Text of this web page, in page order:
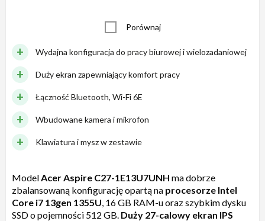
Porównaj
Wydajna konfiguracja do pracy biurowej i wielozadaniowej
Duży ekran zapewniający komfort pracy
Łączność Bluetooth, Wi-Fi 6E
Wbudowane kamera i mikrofon
Klawiatura i mysz w zestawie
Model Acer Aspire C27-1E13U7UNH ma dobrze
zbalansowaną konfigurację opartą na procesorze Intel
Core i7 13gen 1355U , 16 GB RAM-u oraz szybkim dysku
SSD o pojemności 512 GB. Duży 27-calowy ekran IPS